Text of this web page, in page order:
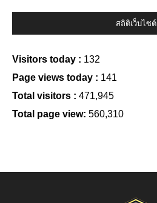
สถิติเว็บไซต์
Visitors today : 132
Page views today : 141
Total visitors : 471,945
Total page view: 560,310